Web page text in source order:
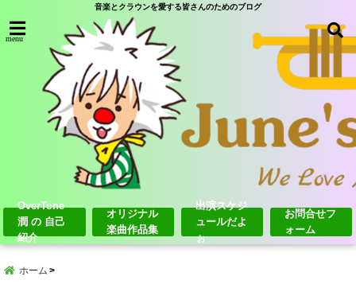
音楽とクラウンを愛する皆さんのためのブログ
menu
OverTone
潤 の 自己
紹介
オリジナル
楽曲作品集
出演スケジ
ュールだよ
ぉ
お問合せフ
ォーム
ホーム